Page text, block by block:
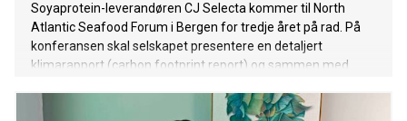
Soyaprotein-leverandøren CJ Selecta kommer til North
Atlantic Seafood Forum i Bergen for tredje året på rad. På
konferansen skal selskapet presentere en detaljert
klimarapport (carbon footprint report) og sammen med
bidrar til å redusere klimautslipp.